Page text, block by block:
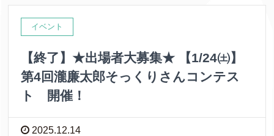
イベント
【終了】★出場者大募集★ 【1/24㈯】
第4回瀧廉太郎そっくりさんコンテス
ト 開催！
2025.12.14